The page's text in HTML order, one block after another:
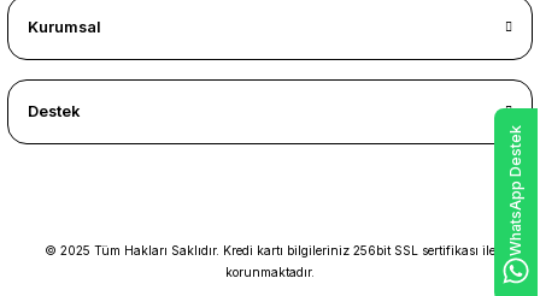
Kurumsal
Destek
© 2025 Tüm Hakları Saklıdır. Kredi kartı bilgileriniz 256bit SSL sertifikası ile
korunmaktadır.
WhatsApp Destek